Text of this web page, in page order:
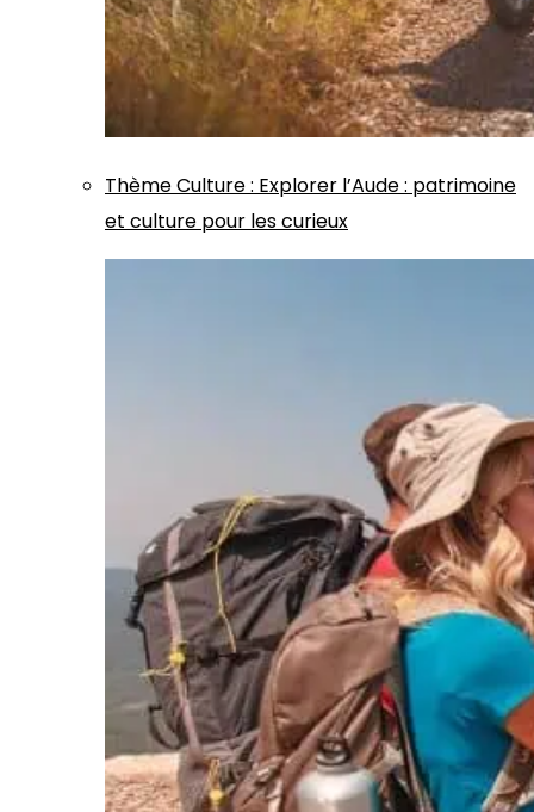
ThèmeCulture: Explorer l’Aude : patrimoine
et culture pour les curieux